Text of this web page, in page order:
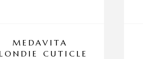
MEDAVITA
CUTICLE